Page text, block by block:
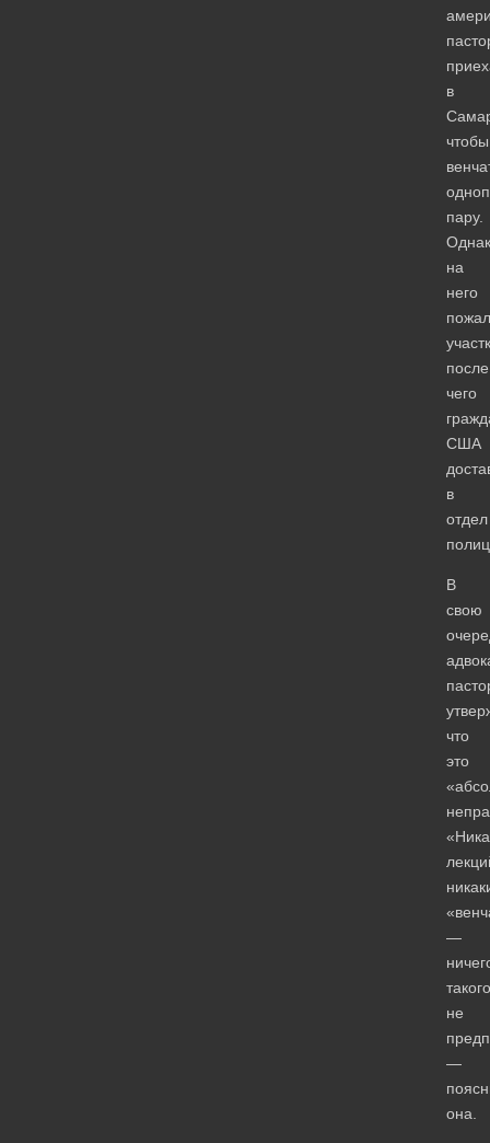
в
чтобы
пару.
на
него
после
чего
США
в
отдел
В
свою
что
это
—
такого
не
—
она.